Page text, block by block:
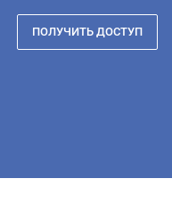
ПОЛУЧИТЬ ДОСТУП